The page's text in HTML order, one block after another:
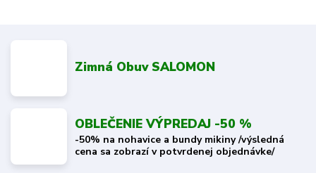
Zimná Obuv SALOMON
OBLEČENIE VÝPREDAJ -50 %
-50% na nohavice a bundy mikiny /výsledná
cena sa zobrazí v potvrdenej objednávke/